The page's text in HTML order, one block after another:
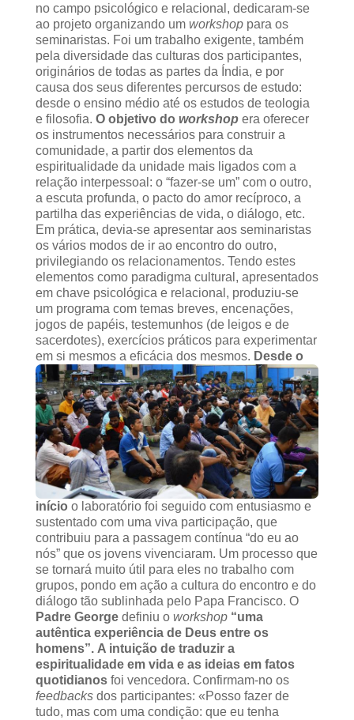
no campo psicológico e relacional, dedicaram-se
ao projeto organizando um workshoppara os
seminaristas. Foi um trabalho exigente, também
pela diversidade das culturas dos participantes,
originários de todas as partes da Índia, e por
causa dos seus diferentes percursos de estudo:
desde o ensino médio até os estudos de teologia
e filosofia. O objetivo do workshopera oferecer
os instrumentos necessários para construir a
comunidade, a partir dos elementos da
espiritualidade da unidade mais ligados com a
relação interpessoal: o “fazer-se um” com o outro,
a escuta profunda, o pacto do amor recíproco, a
partilha das experiências de vida, o diálogo, etc.
Em prática, devia-se apresentar aos seminaristas
os vários modos de ir ao encontro do outro,
privilegiando os relacionamentos. Tendo estes
elementos como paradigma cultural, apresentados
em chave psicológica e relacional, produziu-se
um programa com temas breves, encenações,
jogos de papéis, testemunhos (de leigos e de
sacerdotes), exercícios práticos para experimentar
em si mesmos a eficácia dos mesmos. Desde o
início o laboratório foi seguido com entusiasmo e
sustentado com uma viva participação, que
contribuiu para a passagem contínua “do eu ao
nós” que os jovens vivenciaram. Um processo que
se tornará muito útil para eles no trabalho com
grupos, pondo em ação a cultura do encontro e do
diálogo tão sublinhada pelo Papa Francisco. O
Padre Georgedefiniu o workshop “uma
autêntica experiência de Deus entre os
homens”. A intuição de traduzir a
espiritualidade em vida e as ideias em fatos
quotidianosfoi vencedora. Confirmam-no os
feedbacksdos participantes: «Posso fazer de
tudo, mas com uma condição: que eu tenha